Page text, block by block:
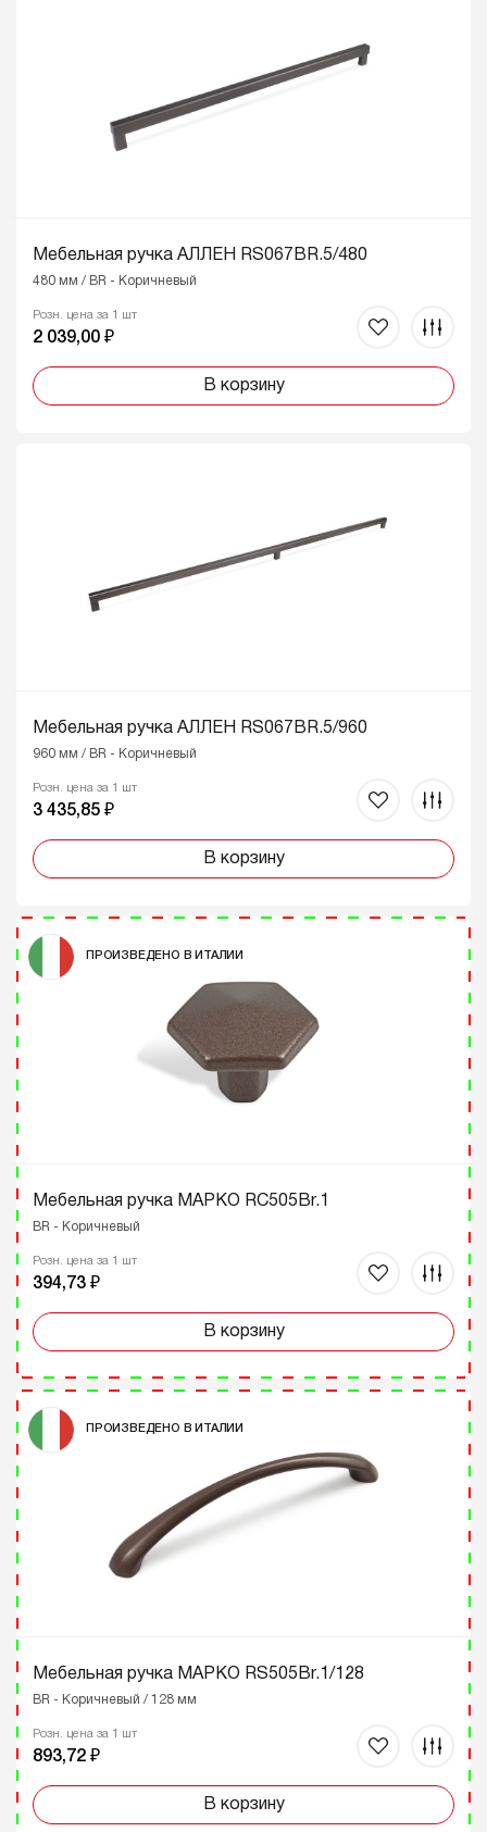
Мебельная ручка АЛЛЕН RS067BR.5/480
480 мм / BR - Коричневый
Розн. цена за 1 шт
2 039,00 ₽
В корзину
Мебельная ручка АЛЛЕН RS067BR.5/960
960 мм / BR - Коричневый
Розн. цена за 1 шт
3 435,85 ₽
В корзину
ПРОИЗВЕДЕНО В ИТАЛИИ
Мебельная ручка МАРКО RC505Br.1
BR - Коричневый
Розн. цена за 1 шт
394,73 ₽
В корзину
ПРОИЗВЕДЕНО В ИТАЛИИ
Мебельная ручка МАРКО RS505Br.1/128
BR - Коричневый / 128 мм
Розн. цена за 1 шт
893,72 ₽
В корзину